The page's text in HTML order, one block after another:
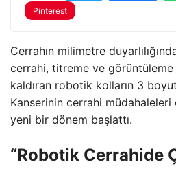
Pinterest
Cerrahın milimetre
cerrahi, titreme ve
kaldıran robotik kolların 3
Kanserinin cerrahi
yeni bir dönem başlattı.
“Robotik Cerrahide